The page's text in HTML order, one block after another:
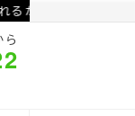
ら復縁出来ないとな